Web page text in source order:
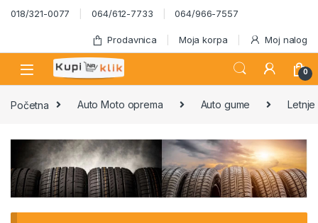
Skip to navigation
Skip to content
018/321-0077 064/612-7733 064/966-7557
Prodavnica Moja korpa Moj nalog
0
Početna Auto Moto oprema Auto gume Letnje